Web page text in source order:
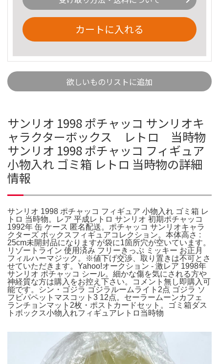
カートに入れる
欲しいものリストに追加
サンリオ 1998 ポチャッコ サンリオキ
ャラクターボックス レトロ 当時物
サンリオ 1998 ポチャッコ フィギュア
小物入れ ゴミ箱 レトロ 当時物の詳細
情報
サンリオ 1998 ポチャッコ フィギュア 小物入れ ゴミ箱 レ
トロ 当時物。レア 平成レトロ サンリオ 初期ポチャッコ
1992年 缶 ケース 匿名配送。ポチャッコ サンリオキャラ
クターズ ボックスフィギュアコレクション。本体高さ :
25cm未開封品になりますが袋に1箇所穴が空いています。
リゾートライン 使用済み フリーきっぷ ミッキー お正月
フィルハーマジック。※値下げ交渉、取り置きは不可とさ
せていただきます。Yahoo!オークション - 激レア 1998年
サンリオ ポチャッコ シール。細かな傷を気にされる方や
神経質な方は購入をお控え下さい。コメント無し即購入可
能です。シン・ゴジラ ゴジラルームライト2点 ゴジラ ソ
フビパペットマスコット3 12点。セーラームーンカフェ
ランチョンマット2枚・ポストカードセット。ゴミ箱ダス
トボックス小物入れフィギュアレトロ当時物